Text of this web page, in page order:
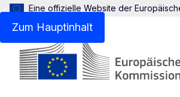
Zum Hauptinhalt
Eine offizielle Website der